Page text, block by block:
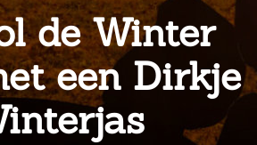
de Winter
een Dirkje